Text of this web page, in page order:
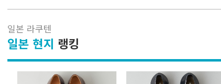
일본 라쿠텐
일본 현지 랭킹